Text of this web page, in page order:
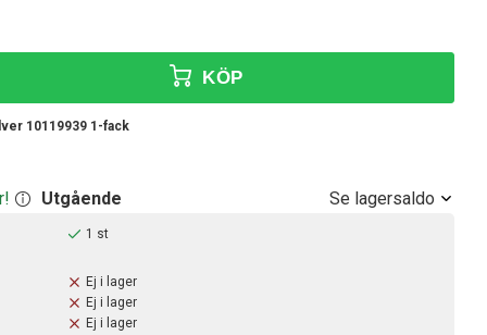
10119939 1-fack
KÖP
Utgående Se lagersaldo
1 st
Ej i lager
Ej i lager
Ej i lager